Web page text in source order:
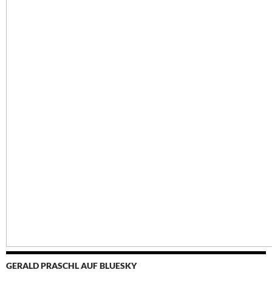
GERALD PRASCHL AUF BLUESKY